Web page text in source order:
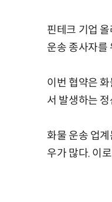
핀테크 기업
운송 종사자를
이번 협약은
서 발생하는
화물 운송 업
우가 많다. 이